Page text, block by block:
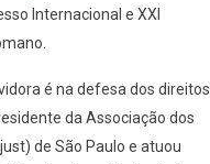
Internacional e XXI
é na defesa dos direitos
da Associação dos
de São Paulo e atuou